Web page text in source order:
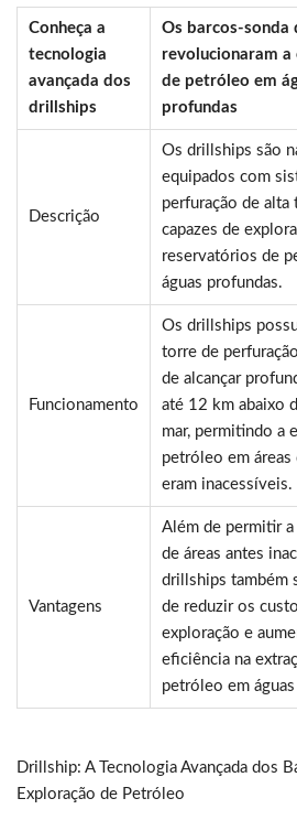
Conheça a
tecnologia
avançada dos
drillships
Os barcos-sonda
revolucionaram a
de petróleo em
profundas
Descrição
Os drillships são
equipados com
perfuração de alta
capazes de
reservatórios de
águas profundas.
Funcionamento
Os drillships
torre de
de alcançar
até 12 km abaixo
mar, permitindo a
petróleo em áreas
eram inacessíveis.
Vantagens
Além de permitir a
de áreas antes
drillships também
de reduzir os
exploração e
eficiência na
petróleo em
Drillship: A Tecnologia Avançada dos
Exploração de Petróleo